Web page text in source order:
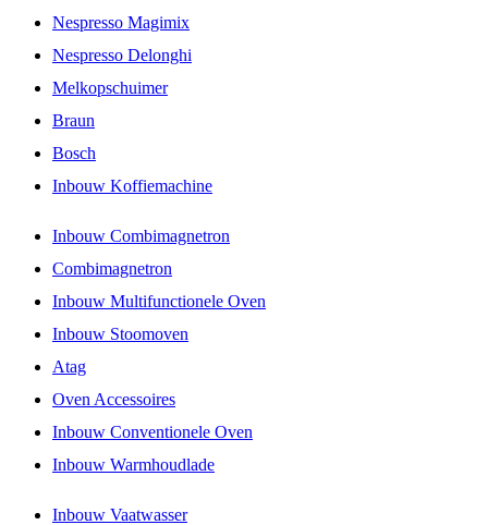
Nespresso Magimix
Nespresso Delonghi
Melkopschuimer
Braun
Bosch
Inbouw Koffiemachine
Inbouw Combimagnetron
Combimagnetron
Inbouw Multifunctionele Oven
Inbouw Stoomoven
Atag
Oven Accessoires
Inbouw Conventionele Oven
Inbouw Warmhoudlade
Inbouw Vaatwasser